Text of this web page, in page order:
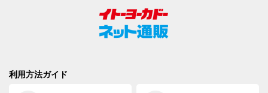
利用方法ガイド